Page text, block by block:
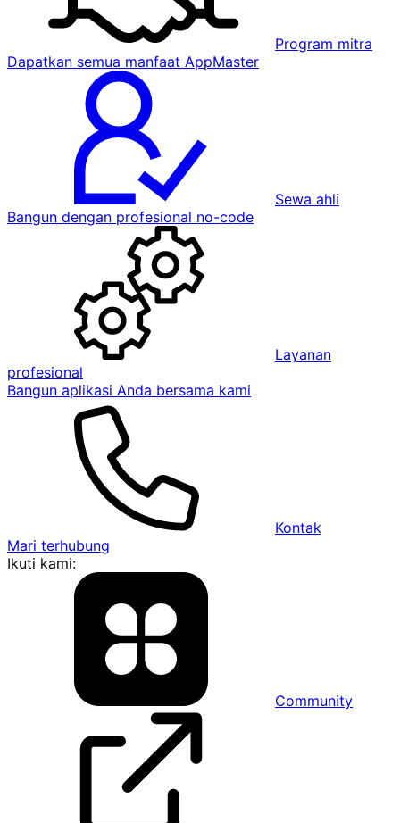
Program mitra
Dapatkan semua manfaat AppMaster
Sewa ahli
Bangun dengan profesional no-code
Layanan
profesional
Bangun aplikasi Anda bersama kami
Kontak
Mari terhubung
Ikuti kami:
Community